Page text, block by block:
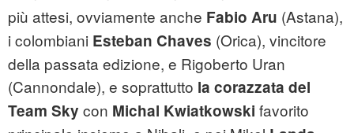
più attesi, ovviamente anche Fabio Aru (Astana),
i colombiani Esteban Chaves (Orica), vincitore
della passata edizione, e Rigoberto Uran
(Cannondale), e soprattutto la corazzata del
Team Sky con Michal Kwiatkowski favorito